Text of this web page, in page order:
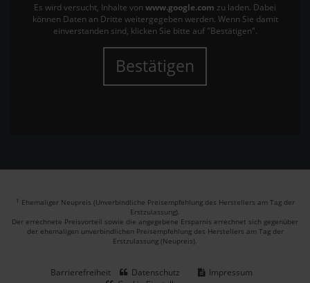
Es wird versucht, Inhalte von www.google.com zu laden. Dabei
können Daten an Dritte weitergegeben werden. Wenn Sie damit
einverstanden sind, klicken Sie bitte auf "Bestätigen".
Bestätigen
1 Ehemaliger Neupreis (Unverbindliche Preisempfehlung des Herstellers am Tag der
Erstzulassung).
Der errechnete Preisvorteil sowie die angegebene Ersparnis errechnet sich gegenüber
der ehemaligen unverbindlichen Preisempfehlung des Herstellers am Tag der
Erstzulassung (Neupreis).
Barrierefreiheit Datenschutz
Impressum